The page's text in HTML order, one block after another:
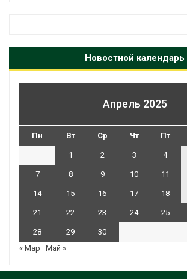
Новостной календарь
Апрель 2025
Пн Вт Ср Чт Пт
1 2 3 4
7 8 9 10 11
14 15 16 17 18
21 22 23 24 25
28 29
30
« Мар
Май »